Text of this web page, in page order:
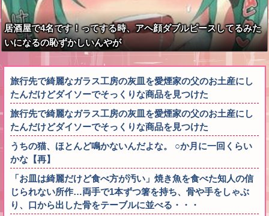
居酒屋で4名です！ってする時、アヘ顔ダブルピースしてるみた
いになるの恥ずかしいんやが
旅行先で綺麗なガラス工房の灰皿を愛煙家の父のお土産にし
たんだけどダイソーでそっくりな商品を見つけた
旅行先で綺麗なガラス工房の灰皿を愛煙家の父のお土産にし
たんだけどダイソーでそっくりな商品を見つけた
うちの猫、ほとんど鳴かないんだよな。 ○か月に一回くらい
かな【再】
「お皿は綺麗だけど食べ方が汚い」焼き魚を食べた知人の信
じられない所作…両手で1本ずつ箸を持ち、骨や手をしゃぶ
り、口から出した骨をテーブルに並べる・・・